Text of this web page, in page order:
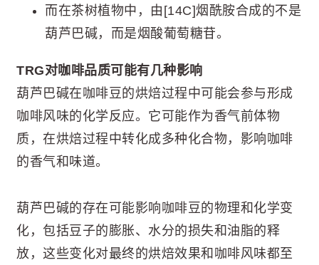
而在茶树植物中，由[14C]烟酰胺合成的不是
葫芦巴碱，而是烟酸葡萄糖苷。
TRG对咖啡品质可能有几种影响
葫芦巴碱在咖啡豆的烘焙过程中可能会参与形成
咖啡风味的化学反应。它可能作为香气前体物
质，在烘焙过程中转化成多种化合物，影响咖啡
的香气和味道。
葫芦巴碱的存在可能影响咖啡豆的物理和化学变
化，包括豆子的膨胀、水分的损失和油脂的释
放，这些变化对最终的烘焙效果和咖啡风味都至